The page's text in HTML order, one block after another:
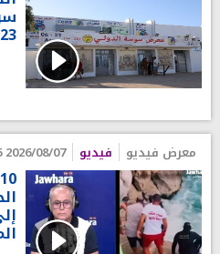
23 أوت 2026
معرض فيديو فيديو 2026/08/07 11:16